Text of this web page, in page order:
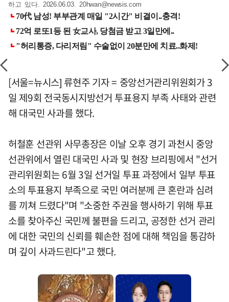
하고 있다. 2026.06.03.20hwan@newsis.com
[서울=뉴시스] 류현주 기자 = 중앙선거관리위원회가 3
일 제9회 전국동시지방선거 투표용지 부족 사태와 관련
해 대국민 사과를 했다.
허철훈 선관위 사무총장은 이날 오후 경기 과천시 중앙
선관위에서 열린 대국민 사과 및 현장 브리핑에서 "선거
관리위원회는 6월 3일 선거일 투표 과정에서 일부 투표
소의 투표용지 부족으로 국민 여러분께 큰 혼란과 심려
를 끼쳐 드렸다"며 "소중한 주권을 행사하기 위해 투표
소를 찾아주신 국민께 불편을 드리고, 공정한 선거 관리
에 대한 국민의 신뢰를 훼손한 점에 대해 책임을 통감하
며 깊이 사과드린다"고 했다.